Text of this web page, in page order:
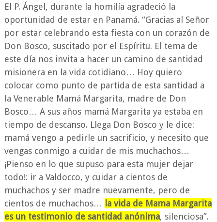
El P. Ángel, durante la homilía agradeció la
oportunidad de estar en Panamá. “Gracias al Señor
por estar celebrando esta fiesta con un corazón de
Don Bosco, suscitado por el Espíritu. El tema de
este día nos invita a hacer un camino de santidad
misionera en la vida cotidiano… Hoy quiero
colocar como punto de partida de esta santidad a
la Venerable Mamá Margarita, madre de Don
Bosco… A sus años mamá Margarita ya estaba en
tiempo de descanso. Llega Don Bosco y le dice:
mamá vengo a pedirle un sacrificio, y necesito que
vengas conmigo a cuidar de mis muchachos…
¡Pienso en lo que supuso para esta mujer dejar
todo!: ir a Valdocco, y cuidar a cientos de
muchachos y ser madre nuevamente, pero de
cientos de muchachos… la vida de Mama Margarita
es un testimonio de santidad anónima, silenciosa”.